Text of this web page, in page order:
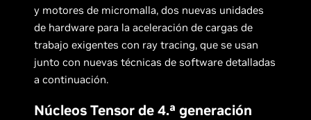
y motores de micromalla, dos nuevas unidades
de hardware para la aceleración de cargas de
trabajo exigentes con ray tracing, que se usan
junto con nuevas técnicas de software detalladas
a continuación.
Núcleos Tensor de 4.ª generación